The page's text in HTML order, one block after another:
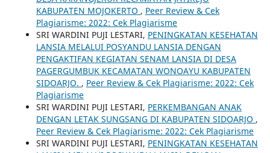
KABUPATEN MOJOKERTO , Peer Review & Cek
Plagiarisme: 2022: Cek Plagiarisme
SRI WARDINI PUJI LESTARI, PENINGKATAN KESEHATAN
LANSIA MELALUI POSYANDU LANSIA DENGAN
PENGAKTIFAN KEGIATAN SENAM LANSIA DI DESA
PAGERGUMBUK KECAMATAN WONOAYU KABUPATEN
SIDOARJO. , Peer Review & Cek Plagiarisme: 2022: Cek
Plagiarisme
SRI WARDINI PUJI LESTARI, PERKEMBANGAN ANAK
DENGAN LETAK SUNGSANG DI KABUPATEN SIDOARJO ,
Peer Review & Cek Plagiarisme: 2022: Cek Plagiarisme
SRI WARDINI PUJI LESTARI, PENINGKATAN KESEHATAN